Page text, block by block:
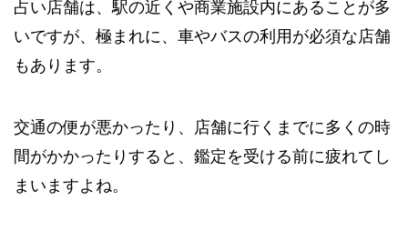
占い店舗は、駅の近くや商業施設内にあることが多
いですが、極まれに、車やバスの利用が必須な店舗
もあります。
交通の便が悪かったり、店舗に行くまでに多くの時
間がかかったりすると、鑑定を受ける前に疲れてし
まいますよね。